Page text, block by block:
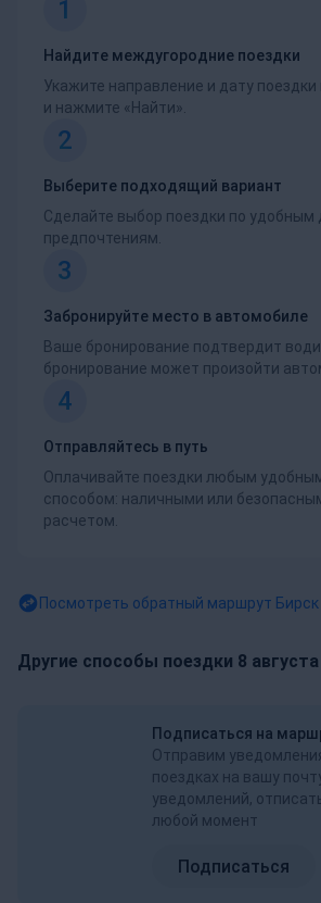
1
Найдите междугородние поездки
Укажите направление и дату поездки
и нажмите «Найти».
2
Выберите подходящий вариант
Сделайте выбор поездки по удобным
предпочтениям.
3
Забронируйте место в автомобиле
Ваше бронирование подтвердит
бронирование может произойти
4
Отправляйтесь в путь
Оплачивайте поездки любым
способом: наличными или
расчетом.
Посмотреть обратный маршрут
Другие способы поездки 8 августа
Подписаться на
Отправим
поездках на вашу
уведомлений,
любой момент
Подписаться